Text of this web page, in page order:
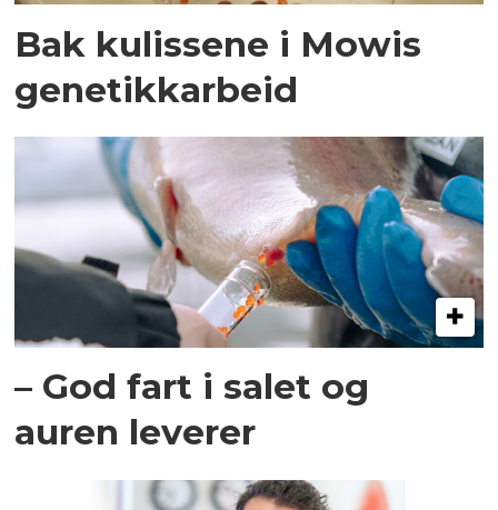
Bak kulissene i Mowis
genetikkarbeid
– God fart i salet og
auren leverer